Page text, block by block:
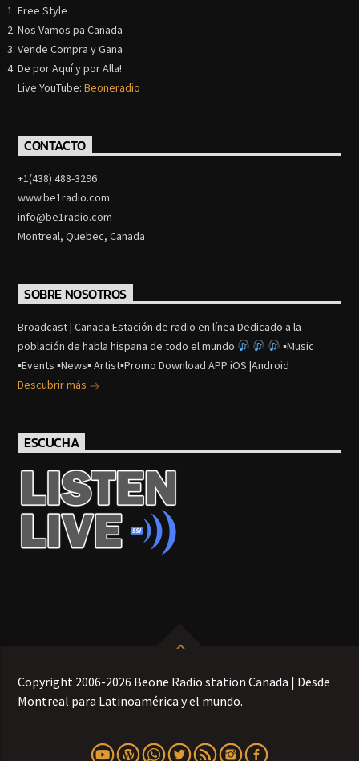
Free Style
Nos Vamos pa Canada
Vende Compra y Gana
De por Aquí y por Alla!
Live YouTube:Beoneradio
CONTACTO
+1(438) 488-3296
www.be1radio.com
info@be1radio.com
Montreal, Quebec, Canada
SOBRE NOSOTROS
Broadcast | Canada Estación de radio en línea Dedicado a la
población de habla hispana de todo el mundo
▪Music
▪Events ▪News▪ Artist▪Promo Download APP iOS |Android
Descubrir más
ESCUCHA
Copyright 2006-2026 Beone Radio station Canada | Desde
Montreal para Latinoamérica y el mundo.